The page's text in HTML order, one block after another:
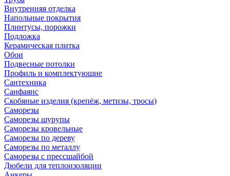
Внутренняя отделка
Напольные покрытия
Плинтусы, порожки
Подложка
Керамическая плитка
Обои
Подвесные потолки
Профиль и комплектующие
Сантехника
Санфаянс
Скобяные изделия (крепёж, метизы, тросы)
Саморезы
Саморезы шурупы
Саморезы кровельные
Саморезы по дереву
Саморезы по металлу
Саморезы с прессшайбой
Дюбели для теплоизоляции